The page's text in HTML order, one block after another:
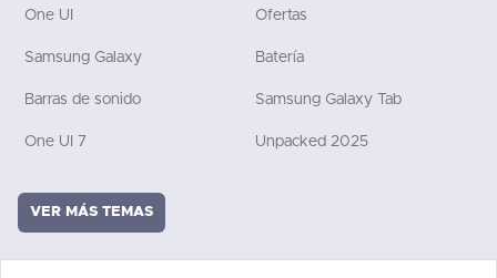
One UI Ofertas
Samsung Galaxy Batería
Barras de sonido Samsung Galaxy Tab
One UI 7 Unpacked 2025
VER MÁS TEMAS